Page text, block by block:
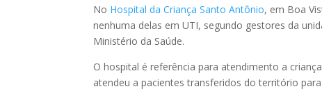
No Hospital da Criança Santo Antônio, em Boa
nenhuma delas em UTI, segundo gestores da
Ministério da Saúde.
O hospital é referência para atendimento a
atendeu a pacientes transferidos do território